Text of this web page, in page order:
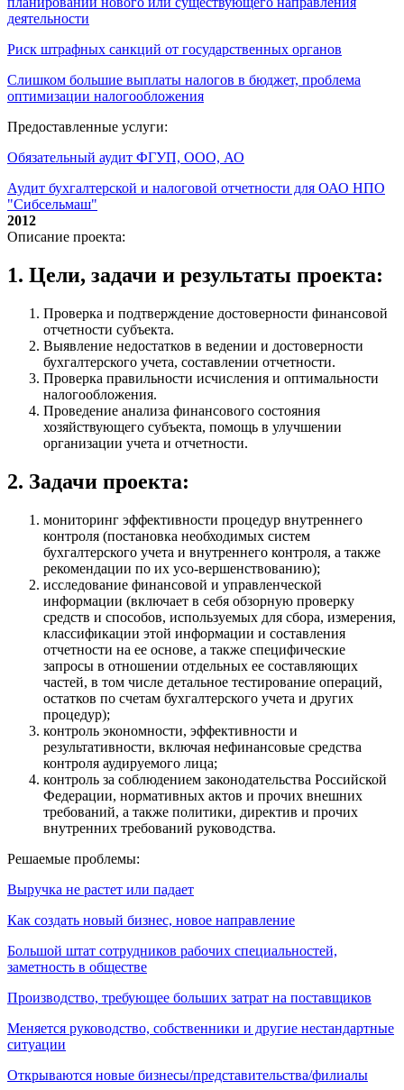
деятельности
Риск штрафных санкций от государственных органов
Слишком большие выплаты налогов в бюджет, проблема
оптимизации налогообложения
Предоставленные услуги:
Обязательный аудит ФГУП, ООО, АО
Аудит бухгалтерской и налоговой отчетности для ОАО НПО
"Сибсельмаш"
2012
Описание проекта:
1. Цели, задачи и результаты проекта:
Проверка и подтверждение достоверности финансовой
отчетности субъекта.
Выявление недостатков в ведении и достоверности
бухгалтерского учета, составлении отчетности.
Проверка правильности исчисления и оптимальности
налогообложения.
Проведение анализа финансового состояния
хозяйствующего субъекта, помощь в улучшении
организации учета и отчетности.
2. Задачи проекта:
мониторинг эффективности процедур внутреннего
контроля (постановка необходимых систем
бухгалтерского учета и внутреннего контроля, а также
рекомендации по их усо-вершенствованию);
исследование финансовой и управленческой
информации (включает в себя обзорную проверку
средств и способов, используемых для сбора, измерения,
классификации этой информации и составления
отчетности на ее основе, а также специфические
запросы в отношении отдельных ее составляющих
частей, в том числе детальное тестирование операций,
остатков по счетам бухгалтерского учета и других
процедур);
контроль экономности, эффективности и
результативности, включая нефинансовые средства
контроля аудируемого лица;
контроль за соблюдением законодательства Российской
Федерации, нормативных актов и прочих внешних
требований, а также политики, директив и прочих
внутренних требований руководства.
Решаемые проблемы:
Выручка не растет или падает
Как создать новый бизнес, новое направление
Большой штат сотрудников рабочих специальностей,
заметность в обществе
Производство, требующее больших затрат на поставщиков
Меняется руководство, собственники и другие нестандартные
ситуации
Открываются новые бизнесы/представительства/филиалы